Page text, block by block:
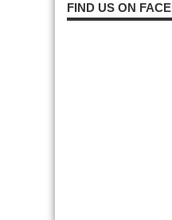
FIND US ON